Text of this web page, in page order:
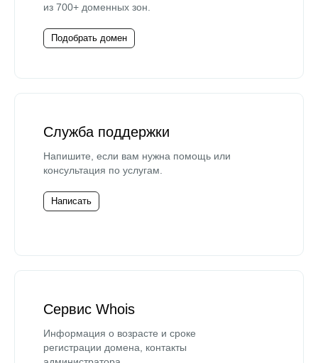
из 700+ доменных зон.
Подобрать домен
Служба поддержки
Напишите, если вам нужна помощь или
консультация по услугам.
Написать
Сервис Whois
Информация о возрасте и сроке
регистрации домена, контакты